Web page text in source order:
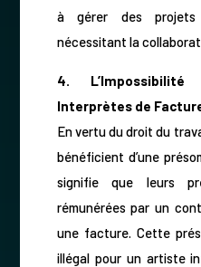
à gérer des projets
nécessitant la
4.
Interprètes de
En vertu du droit du
bénéficient d’une
signifie que leurs
rémunérées par un
une facture. Cette
illégal pour un artiste